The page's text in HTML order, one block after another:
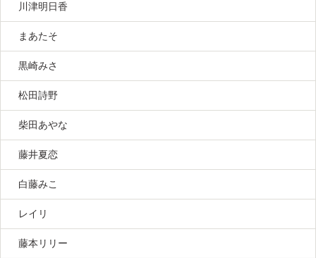
川津明日香
まあたそ
黒崎みさ
松田詩野
柴田あやな
藤井夏恋
白藤みこ
レイリ
藤本リリー